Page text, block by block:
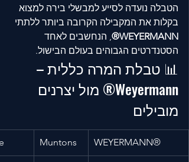
הטבלה נועדה לסייע למבשלי בירה למצוא
בקלות את המקבילה הקרובה ביותר ללתתי
WEYERMANN®
, הנחשבים לאחד
הסטנדרטים הגבוהים בעולם הבישול.
📊 טבלת המרה כללית –
Weyermann® מול יצרנים
מובילים
WEYERMANN®
Muntons